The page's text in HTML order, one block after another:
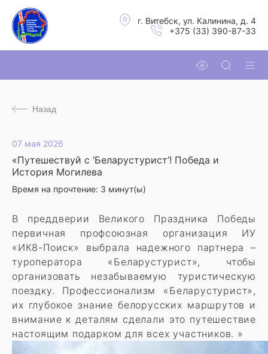
г. Витебск, ул. Калинина, д. 4
+375 (33) 390-87-33
Назад
07 мая 2026
«Путешествуй с ‘Беларустурист’! Победа и
История Могилева
Время на прочтение: 3 минут(ы)
В преддверии Великого Праздника Победы
первичная профсоюзная организация ИУ
«ИК8-Поиск» выбрала надежного партнера –
туроператора «Беларустурист», чтобы
организовать незабываемую туристическую
поездку. Профессионализм «Беларустурист»,
их глубокое знание белорусских маршрутов и
внимание к деталям сделали это путешествие
настоящим подарком для всех участников. »